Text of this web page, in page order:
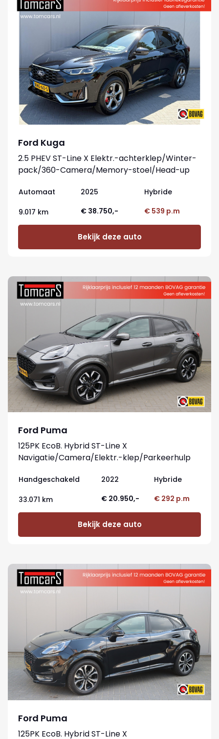
Ford Kuga
2.5 PHEV ST-Line X Elektr.-achterklep/Winter-
pack/360-Camera/Memory-stoel/Head-up
Automaat 2025 Hybride
9.017 km € 38.750,- € 539 p.m
Bekijk deze auto
Ford Puma
125PK EcoB. Hybrid ST-Line X
Navigatie/Camera/Elektr.-klep/Parkeerhulp
Handgeschakeld 2022 Hybride
33.071 km € 20.950,- € 292 p.m
Bekijk deze auto
Ford Puma
125PK EcoB. Hybrid ST-Line X